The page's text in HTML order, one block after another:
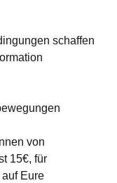
schaffen
von
15€, für
Eure